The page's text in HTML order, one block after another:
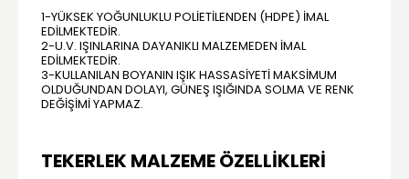
1-YÜKSEK YOĞUNLUKLU POLIETILENDEN (HDPE) IMAL
EDILMEKTEDIR.
2-U.V. IŞINLARINA DAYANIKLI MALZEMEDEN IMAL
EDILMEKTEDIR.
3-KULLANILAN BOYANIN IŞIK HASSASIYETI MAKSIMUM
OLDUĞUNDAN DOLAYI, GÜNEŞ IŞIĞINDA SOLMA VE RENK
DEĞIŞIMI YAPMAZ.
TEKERLEK MALZEME ÖZELLIKLERI